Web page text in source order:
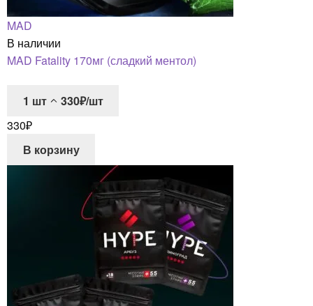
MAD
В наличии
MAD Fatality 170мг (сладкий ментол)
1 шт
330₽/шт
330₽
В корзину